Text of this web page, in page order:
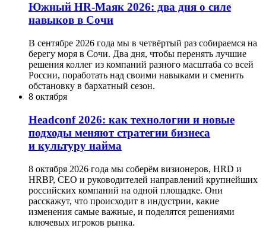
Южный HR-Маяк 2026: два дня о силе
навыков в Сочи
В сентябре 2026 года мы в четвёртый раз собираемся на
берегу моря в Сочи. Два дня, чтобы перенять лучшие
решения коллег из компаний разного масштаба со всей
России, поработать над своими навыками и сменить
обстановку в бархатный сезон.
8 октября
Headсonf 2026: как технологии и новые
подходы меняют стратегии бизнеса
и культуру найма
8 октября 2026 года мы соберём визионеров, HRD и
HRBP, СЕО и руководителей направлений крупнейших
российских компаний на одной площадке. Они
расскажут, что происходит в индустрии, какие
изменения самые важные, и поделятся решениями
ключевых игроков рынка.